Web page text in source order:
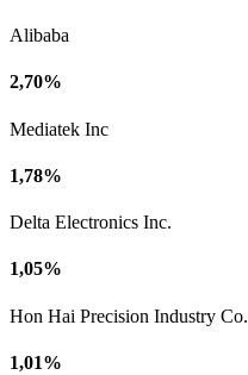
Alibaba
2,70%
Mediatek Inc
1,78%
Delta Electronics Inc.
1,05%
Hon Hai Precision Industry
1,01%